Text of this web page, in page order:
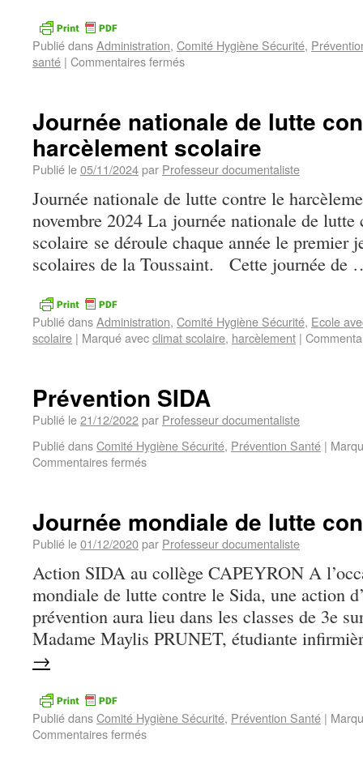
Publié dansAdministration, Comité Hygiène Sécurité,
santé | Commentaires fermés
Journée nationale de lutte
harcèlement scolaire
Publié le05/11/2024par Professeur documentaliste
Journée nationale de lutte contre le
novembre 2024 La journée nationale de lutte
scolaire se déroule chaque année le premier
scolaires de la Toussaint. Cette journée
Publié dansAdministration, Comité Hygiène Sécurité, Ecole
scolaire | Marqué avecclimat scolaire, harcèlement |
Prévention SIDA
Publié le21/12/2022par Professeur documentaliste
Publié dansComité Hygiène Sécurité, Prévention Santé |
Commentaires fermés
Journée mondiale de lutte
Publié le01/12/2020par Professeur documentaliste
Action SIDA au collège CAPEYRON A
mondiale de lutte contre le Sida, une action
prévention aura lieu dans les classes de 3e
Madame Maylis PRUNET, étudiante
→
Publié dansComité Hygiène Sécurité, Prévention Santé |
Commentaires fermés